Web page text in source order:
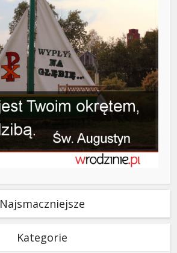
Najsmaczniejsze
Kategorie